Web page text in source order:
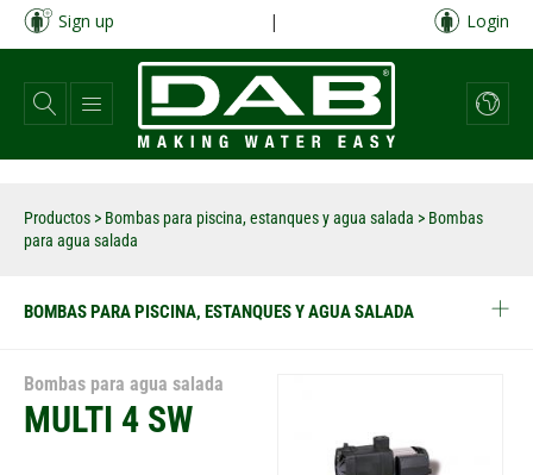
Pasar
contenido
principal
Sign up | Login
Productos > Bombas para piscina, estanques y agua salada > Bombas
para agua salada
BOMBAS PARA PISCINA, ESTANQUES Y AGUA SALADA
Bombas para agua salada
MULTI 4 SW